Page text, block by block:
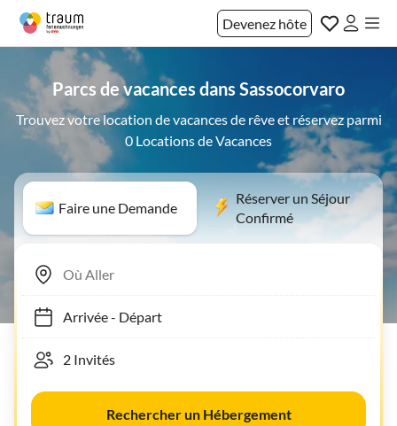
Devenez hôte
Parcs de vacances dans Sassocorvaro
Trouvez votre location de vacances de rêve et réservez parmi
0 Locations de Vacances
Faire une Demande
Réserver un Séjour
Confirmé
Arrivée- Départ
Rechercher un Hébergement